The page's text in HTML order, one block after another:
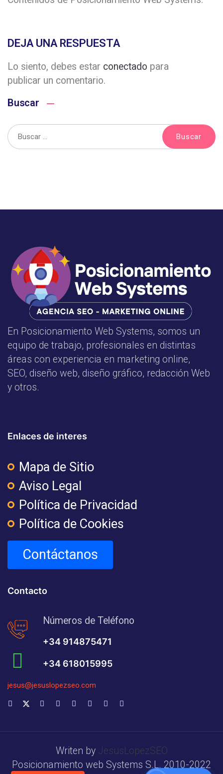
DEJA UNA RESPUESTA
Lo siento, debes estar conectado para
publicar un comentario.
Buscar
En Posicionamiento Web Systems, somos un
equipo de trabajo, profesionales en distintas
áreas con experiencia en marketing online,
SEO, diseño web, diseño gráfico, redacción Web
y otros.
Enlaces de interes
Mapa de Sitio
Aviso Legal
Política de Privacidad
Política de Cookies
Contáctanos
Contacto
Números de Teléfono
+34 914875471
+34 618015995
jesus@jesuslopezseo.com
Writen by JesusLopezSEO
Posicionamiento web Systems S.L. 2010-2022